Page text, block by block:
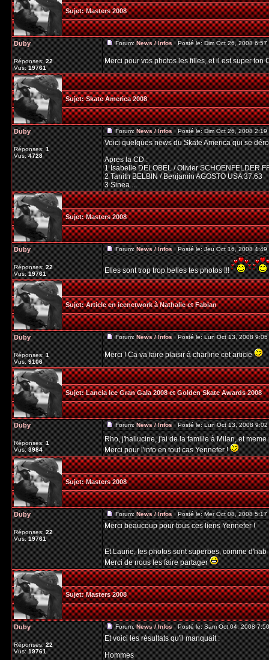
Sujet:Masters 2008
Duby
Réponses:22
Vus:19761
Forum:News / InfosPosté le: Dim Oct 26, 2008
Merci pour vos photos les filles, et il est super ton
Sujet:Skate America 2008
Duby
Réponses:1
Vus:4728
Forum:News / InfosPosté le: Dim Oct 26, 2008
Voici quelques news du Skate America qui se
Apres la CD :
1 Isabelle DELOBEL / Olivier SCHOENFELDER
2 Tanith BELBIN / Benjamin AGOSTO USA 37.63
3 Sinea ...
Sujet:Masters 2008
Duby
Réponses:22
Vus:19761
Forum:News / InfosPosté le: Jeu Oct 16, 2008
Elles sont trop trop belles tes photos !!!
Sujet:Article en icenetwork à Nathalie et Fabian
Duby
Réponses:1
Vus:9106
Forum:News / InfosPosté le: Lun Oct 13, 2008
Merci ! Ca va faire plaisir à charline cet article
Sujet:Lancia Ice Gran Gala 2008 et Golden Skate Awards 2008
Duby
Réponses:1
Vus:3984
Forum:News / InfosPosté le: Lun Oct 13, 2008
Rho, j'hallucine, j'ai de la famille à Milan, et
Merci pour l'info en tout cas Yennefer !
Sujet:Masters 2008
Duby
Réponses:22
Vus:19761
Forum:News / InfosPosté le: Mer Oct 08, 2008
Merci beaucoup pour tous ces liens Yennefer !
Et Laurie, tes photos sont superbes, comme
Merci de nous les faire partager
Sujet:Masters 2008
Duby
Réponses:22
Vus:19761
Forum:News / InfosPosté le: Sam Oct 04, 2008
Et voici les résultats qu'il manquait :
Hommes